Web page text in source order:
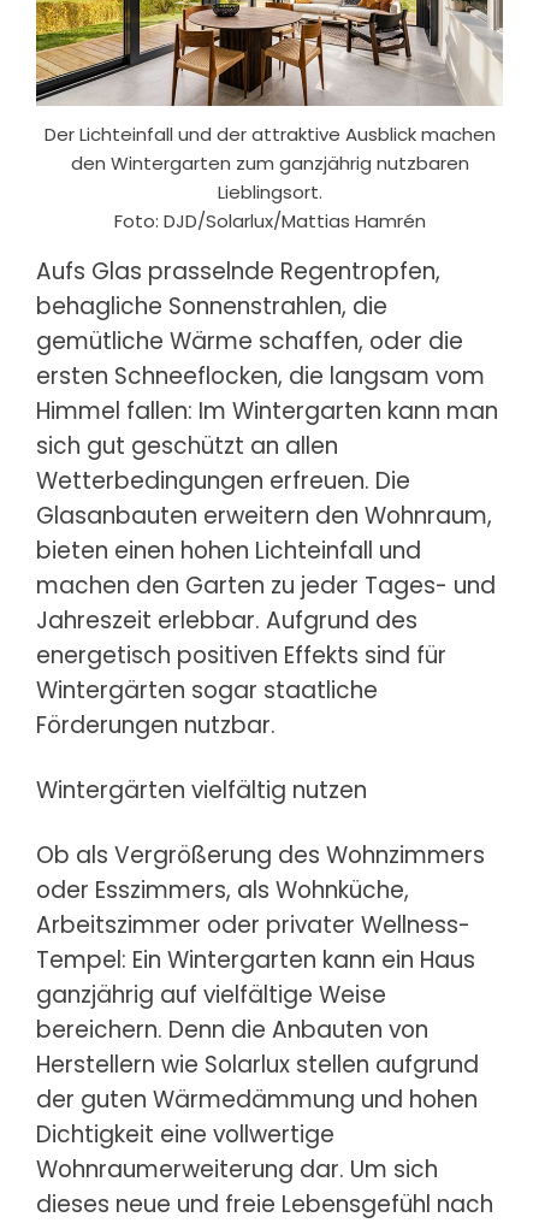
Der Lichteinfall und der attraktive Ausblick machen
den Wintergarten zum ganzjährig nutzbaren
Lieblingsort.
Foto: DJD/Solarlux/Mattias Hamrén
Aufs Glas prasselnde Regentropfen,
behagliche Sonnenstrahlen, die
gemütliche Wärme schaffen, oder die
ersten Schneeflocken, die langsam vom
Himmel fallen: Im Wintergarten kann man
sich gut geschützt an allen
Wetterbedingungen erfreuen. Die
Glasanbauten erweitern den Wohnraum,
bieten einen hohen Lichteinfall und
machen den Garten zu jeder Tages- und
Jahreszeit erlebbar. Aufgrund des
energetisch positiven Effekts sind für
Wintergärten sogar staatliche
Förderungen nutzbar.
Wintergärten vielfältig nutzen
Ob als Vergrößerung des Wohnzimmers
oder Esszimmers, als Wohnküche,
Arbeitszimmer oder privater Wellness-
Tempel: Ein Wintergarten kann ein Haus
ganzjährig auf vielfältige Weise
bereichern. Denn die Anbauten von
Herstellern wie Solarlux stellen aufgrund
der guten Wärmedämmung und hohen
Dichtigkeit eine vollwertige
Wohnraumerweiterung dar. Um sich
dieses neue und freie Lebensgefühl nach